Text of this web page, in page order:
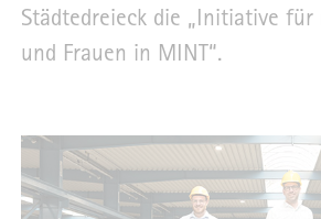
Städtedreieck die „Initiative für
und Frauen in MINT“.